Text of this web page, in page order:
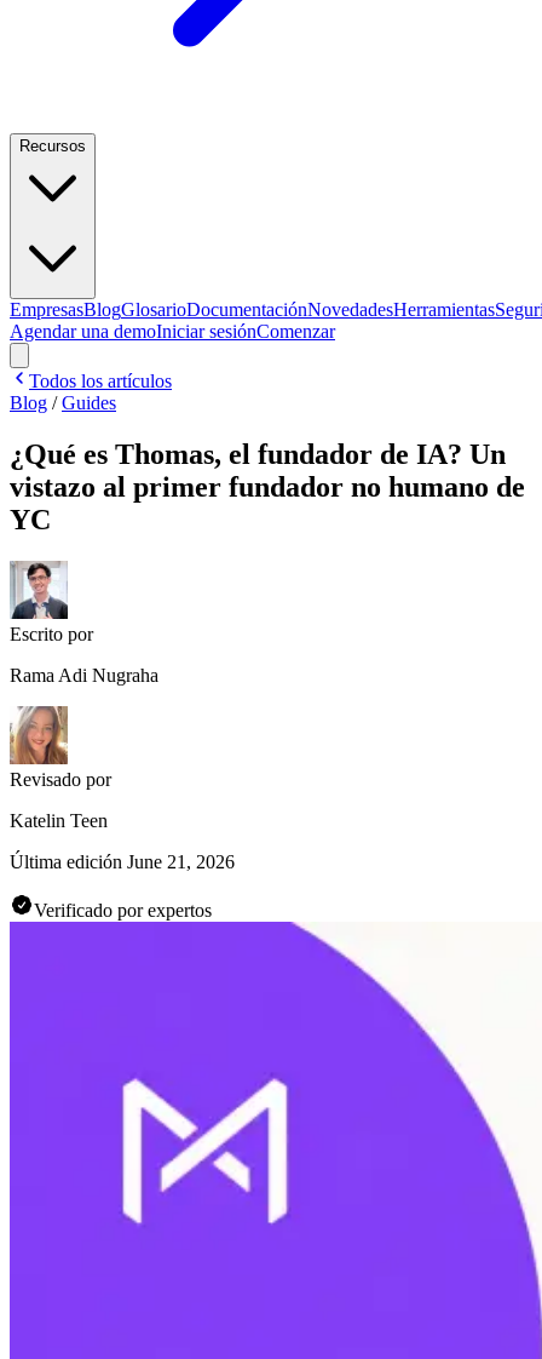
Recursos
EmpresasBlogGlosarioDocumentaciónNovedadesHerramientas
Agendar una demoIniciar sesiónComenzar
Todos los artículos
Blog /Guides
¿Qué es Thomas, el fundador de IA? Un
vistazo al primer fundador no humano de
YC
Escrito por
Rama Adi Nugraha
Revisado por
Katelin Teen
Última edición June 21, 2026
Verificado por expertos